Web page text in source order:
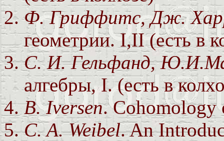
Ф. Гриффитс, Дж.
геометрии. I,II (есть в
С. И. Гельфанд,
алгебры, I. (есть в
B. Iversen. Cohomology
C. A. Weibel. An